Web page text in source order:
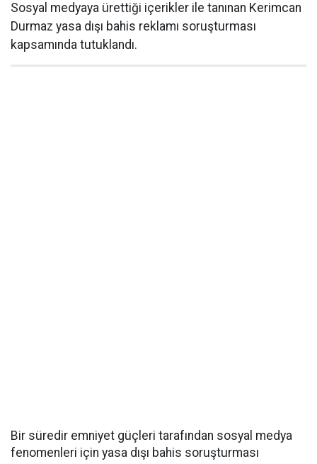
Sosyal medyaya ürettiği içerikler ile tanınan Kerimcan
Durmaz yasa dışı bahis reklamı soruşturması
kapsamında tutuklandı.
Bir süredir emniyet güçleri tarafından sosyal medya
fenomenleri için yasa dışı bahis soruşturması